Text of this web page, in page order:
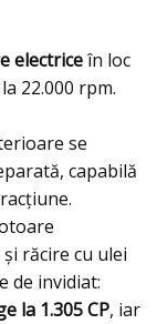
electriceîn loc
22.000 rpm.
se
capabilă
răcire cu ulei
de invidiat:
la 1.305 CP, iar